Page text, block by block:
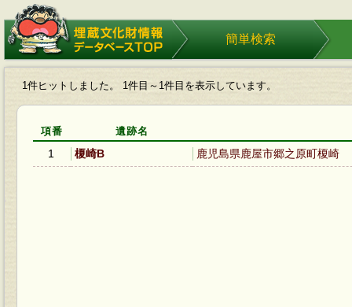
埋蔵文化財情報データベース
TOP
簡単検索
1件ヒットしました。 1件目～1件目を表示しています。
項番 遺跡名
1 榎崎B 鹿児島県鹿屋市郷之原町榎崎